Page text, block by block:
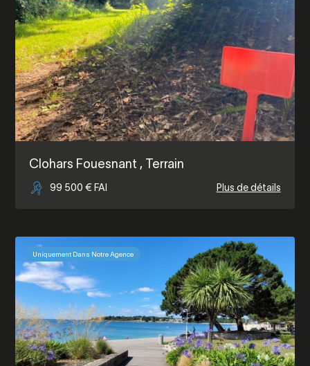
Clohars Fouesnant , Terrain
99 500 € FAI Plus de détails
Uniquement Dans Notre Agence